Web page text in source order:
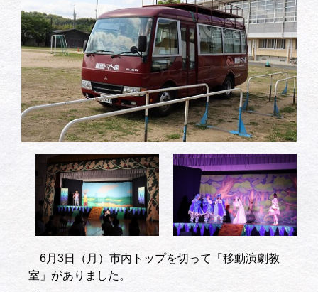
6月3日（月）市内トップを切って「移動演劇教
室」がありました。